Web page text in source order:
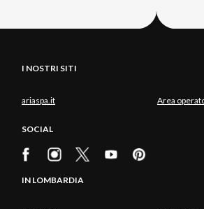
I NOSTRI SITI
ariaspa.it Area
SOCIAL
IN LOMBARDIA